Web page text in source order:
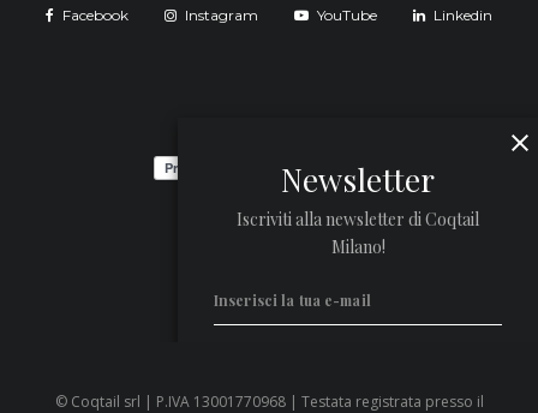
Facebook Instagram YouTube Linkedin
Newsletter
Iscriviti alla newsletter di Coqtail
Milano!
Privacy Policy
© Coqtail srl | P.IVA 13001770968 | Testata registrata presso il